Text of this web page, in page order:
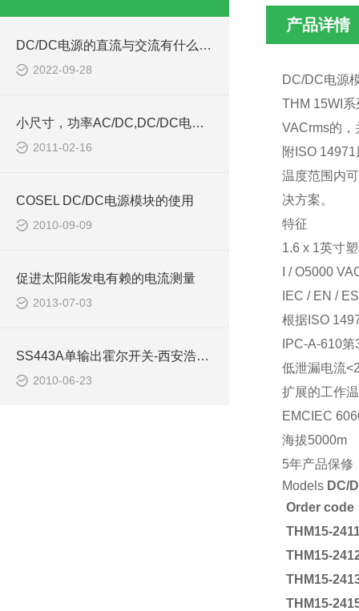
DC/DC电源的直流与交流有什么区别
2022-09-28
小尺寸，功率AC/DC,DC/DC电源模块西安浩南电子
2011-02-16
COSEL DC/DC电源模块的使用
2010-09-09
促进太阳能发电有赖的电流测量
2013-07-03
SS443A单输出霍尔开关-西安浩南电子科技
2010-06-23
产品详情
DC/DC电源
THM 15WI
VACrms的
附ISO
温度范围内
决方案。
特征
1.6 x 1英寸
I / O5000
IEC / EN /
根据ISO
IPC-A-610
低泄漏电流
扩展的工作
EMCIEC
海拔5000m
5年产品保修
Models DC/
Order code
THM15-
THM15-
THM15-
THM15-